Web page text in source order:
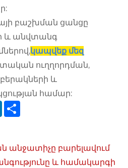
բաշխման ցանցը
և անվտանգ
կապվեք մեզ
​​ուղղորդման,
և
համար:
LinkedIn
անջատիչը բարելավում
և համակարգի